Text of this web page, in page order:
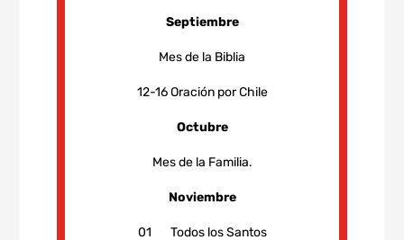
Septiembre
Mes de la Biblia
12-16 Oración por Chile
Octubre
Mes de la Familia.
Noviembre
01 Todos los Santos